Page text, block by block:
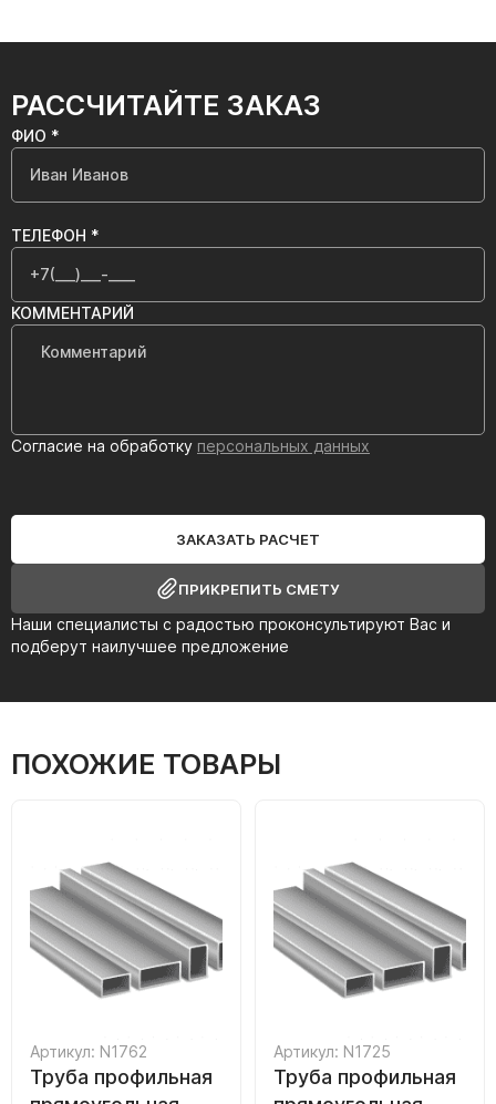
РАССЧИТАЙТЕ ЗАКАЗ
Наши специалисты с радостью проконсультируют Вас и
подберут наилучшее предложение
ФИО *
ТЕЛЕФОН *
КОММЕНТАРИЙ
Согласие на обработку персональных данных
ЗАКАЗАТЬ РАСЧЕТ
ПРИКРЕПИТЬ СМЕТУ
ПОХОЖИЕ ТОВАРЫ
Артикул: N1762
Труба профильная
Артикул: N1725
Труба профильная